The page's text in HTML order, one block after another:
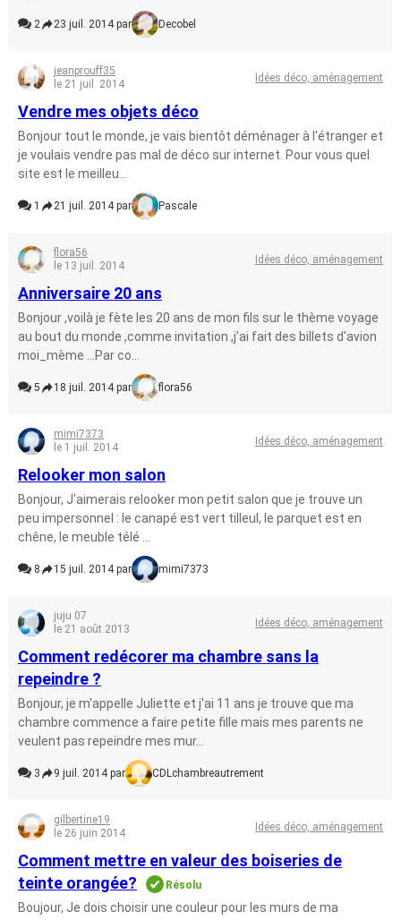
2 23 juil. 2014 par Decobel
jeanprouff35
le 21 juil. 2014
Idées déco, aménagement
Vendre mes objets déco
Bonjour tout le monde, je vais bientôt déménager à l'étranger et
je voulais vendre pas mal de déco sur internet. Pour vous quel
site est le meilleu...
1 21 juil. 2014 par Pascale
flora56
le 13 juil. 2014
Idées déco, aménagement
Anniversaire 20 ans
Bonjour ,voilà je fète les 20 ans de mon fils sur le thème voyage
au bout du monde ,comme invitation ,j'ai fait des billets d'avion
moi_mème ...Par co...
5 18 juil. 2014 par flora56
mimi7373
le 1 juil. 2014
Idées déco, aménagement
Relooker mon salon
Bonjour, J'aimerais relooker mon petit salon que je trouve un
peu impersonnel : le canapé est vert tilleul, le parquet est en
chêne, le meuble télé ...
8 15 juil. 2014 par mimi7373
juju 07
le 21 août 2013
Idées déco, aménagement
Comment redécorer ma chambre sans la
repeindre ?
Bonjour, je m'appelle Juliette et j'ai 11 ans je trouve que ma
chambre commence a faire petite fille mais mes parents ne
veulent pas repeindre mes mur...
3 9 juil. 2014 par CDLchambreautrement
gilbertine19
le 26 juin 2014
Idées déco, aménagement
Comment mettre en valeur des boiseries de
teinte orangée?
Résolu
Boujour, Je dois choisir une couleur pour les murs de ma